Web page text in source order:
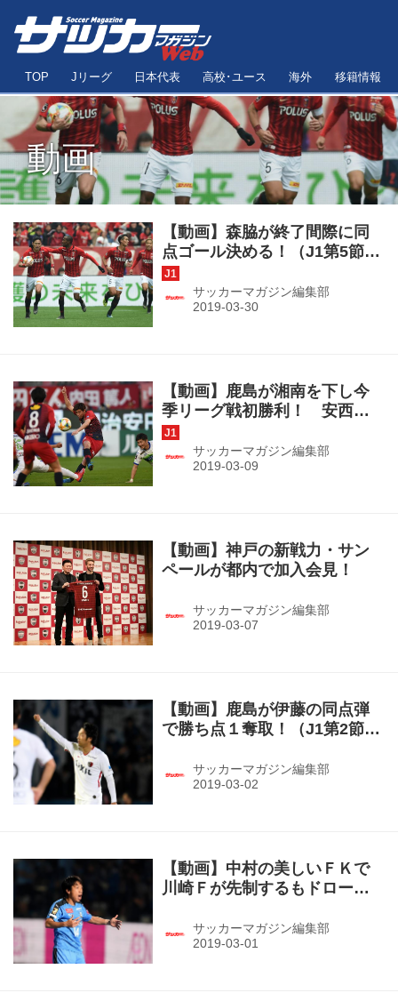
TOP Jリーグ 日本代表 高校･ユース 海外 移籍情報
動画
【動画】森脇が終了間際に同
点ゴール決める！（J1第5節・
浦和 １－１ FC東京）
サッカーマガジン編集部
【動画】鹿島が湘南を下し今
季リーグ戦初勝利！ 安西幸
輝が鮮やかなシュートを決め
る！（J1第３節・鹿島１－０
湘南）
サッカーマガジン編集部
【動画】神戸の新戦力・サン
ペールが都内で加入会見！
サッカーマガジン編集部
【動画】鹿島が伊藤の同点弾
で勝ち点１奪取！（J1第2節・
サッカーマガジン編集部
【動画】中村の美しいＦＫで
川崎Ｆが先制するもドロー決
鹿島）サッカーマガジン編集部